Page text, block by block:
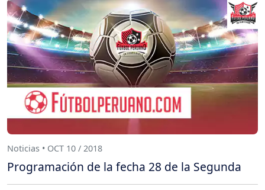
Noticias • OCT 10 / 2018
Programación de la fecha 28 de la Segunda